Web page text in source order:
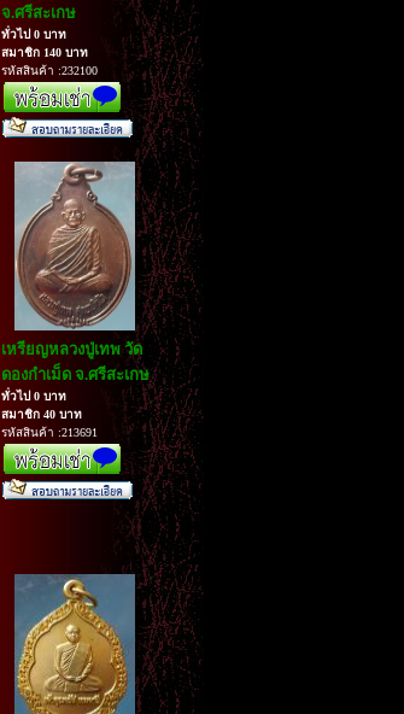
จ.ศรีสะเกษ
ทั่วไป 0 บาท
สมาชิก 140 บาท
รหัสสินค้า :232100
เหรียญหลวงปู่เทพ วัด
ดองกำเม็ด จ.ศรีสะเกษ
ทั่วไป 0 บาท
สมาชิก 40 บาท
รหัสสินค้า :213691